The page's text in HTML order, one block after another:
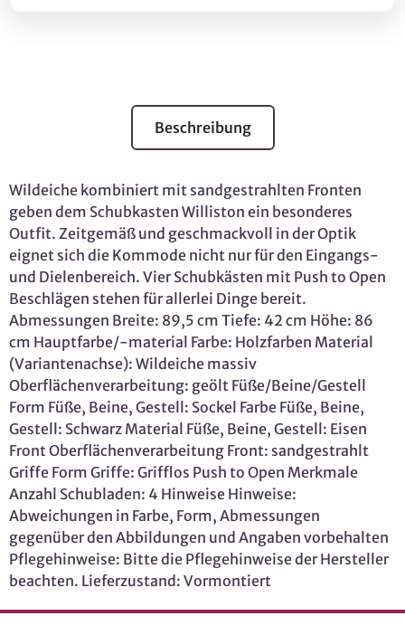
Beschreibung
Wildeiche kombiniert mit sandgestrahlten Fronten
geben dem Schubkasten Williston ein besonderes
Outfit. Zeitgemäß und geschmackvoll in der Optik
eignet sich die Kommode nicht nur für den Eingangs-
und Dielenbereich. Vier Schubkästen mit Push to Open
Beschlägen stehen für allerlei Dinge bereit.
Abmessungen Breite: 89,5 cm Tiefe: 42 cm Höhe: 86
cm Hauptfarbe/-material Farbe: Holzfarben Material
(Variantenachse): Wildeiche massiv
Oberflächenverarbeitung: geölt Füße/Beine/Gestell
Form Füße, Beine, Gestell: Sockel Farbe Füße, Beine,
Gestell: Schwarz Material Füße, Beine, Gestell: Eisen
Front Oberflächenverarbeitung Front: sandgestrahlt
Griffe Form Griffe: Grifflos Push to Open Merkmale
Anzahl Schubladen: 4 Hinweise Hinweise:
Abweichungen in Farbe, Form, Abmessungen
gegenüber den Abbildungen und Angaben vorbehalten
Pflegehinweise: Bitte die Pflegehinweise der Hersteller
beachten. Lieferzustand: Vormontiert